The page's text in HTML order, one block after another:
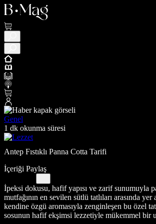
Genel
1 dk okunma süresi
Antep Fıstıklı Panna Cotta Tarifi
İçeriği Paylaş
İpeksi dokusu, hafif yapısı ve zarif sunumuyla
mutfağının en sevilen sütlü tatlıları arasında yer
kendine özgü aromasıyla zenginleşen bu özel
sosunun hafif ekşimsi lezzetiyle mükemmel bir